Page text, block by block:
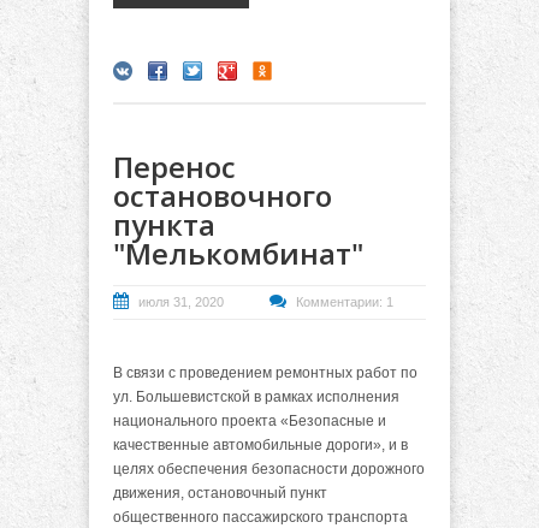
Перенос
остановочного
пункта
"Мелькомбинат"
июля 31, 2020 Комментарии: 1
В связи с проведением ремонтных работ по
ул. Большевистской в рамках исполнения
национального проекта «Безопасные и
качественные автомобильные дороги», и в
целях обеспечения безопасности дорожного
движения, остановочный пункт
общественного пассажирского транспорта